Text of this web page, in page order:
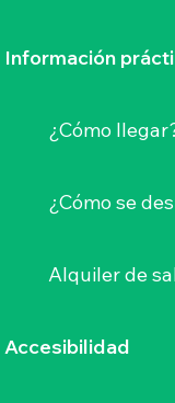
Información
¿Cómo
¿Cómo se
Alquiler de
Accesibilidad